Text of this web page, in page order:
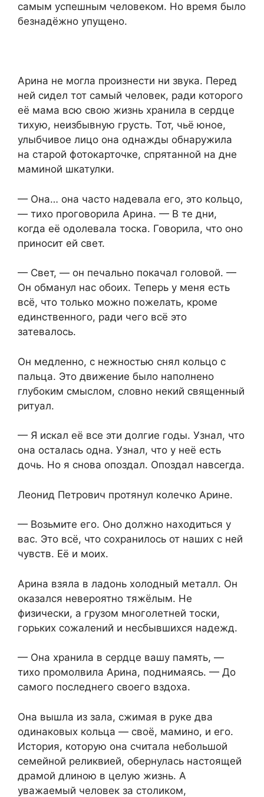
самым успешным человеком. Но время было
безнадёжно упущено.
Арина не могла произнести ни звука. Перед
ней сидел тот самый человек, ради которого
её мама всю свою жизнь хранила в сердце
тихую, неизбывную грусть. Тот, чьё юное,
улыбчивое лицо она однажды обнаружила
на старой фотокарточке, спрятанной на дне
маминой шкатулки.
— Она… она часто надевала его, это кольцо,
— тихо проговорила Арина. — В те дни,
когда её одолевала тоска. Говорила, что оно
приносит ей свет.
— Свет, — он печально покачал головой. —
Он обманул нас обоих. Теперь у меня есть
всё, что только можно пожелать, кроме
единственного, ради чего всё это
затевалось.
Он медленно, с нежностью снял кольцо с
пальца. Это движение было наполнено
глубоким смыслом, словно некий священный
ритуал.
— Я искал её все эти долгие годы. Узнал, что
она осталась одна. Узнал, что у неё есть
дочь. Но я снова опоздал. Опоздал навсегда.
Леонид Петрович протянул колечко Арине.
— Возьмите его. Оно должно находиться у
вас. Это всё, что сохранилось от наших с ней
чувств. Её и моих.
Арина взяла в ладонь холодный металл. Он
оказался невероятно тяжёлым. Не
физически, а грузом многолетней тоски,
горьких сожалений и несбывшихся надежд.
— Она хранила в сердце вашу память, —
тихо промолвила Арина, поднимаясь. — До
самого последнего своего вздоха.
Она вышла из зала, сжимая в руке два
одинаковых кольца — своё, мамино, и его.
История, которую она считала небольшой
семейной реликвией, обернулась настоящей
драмой длиною в целую жизнь. А
уважаемый человек за столиком,